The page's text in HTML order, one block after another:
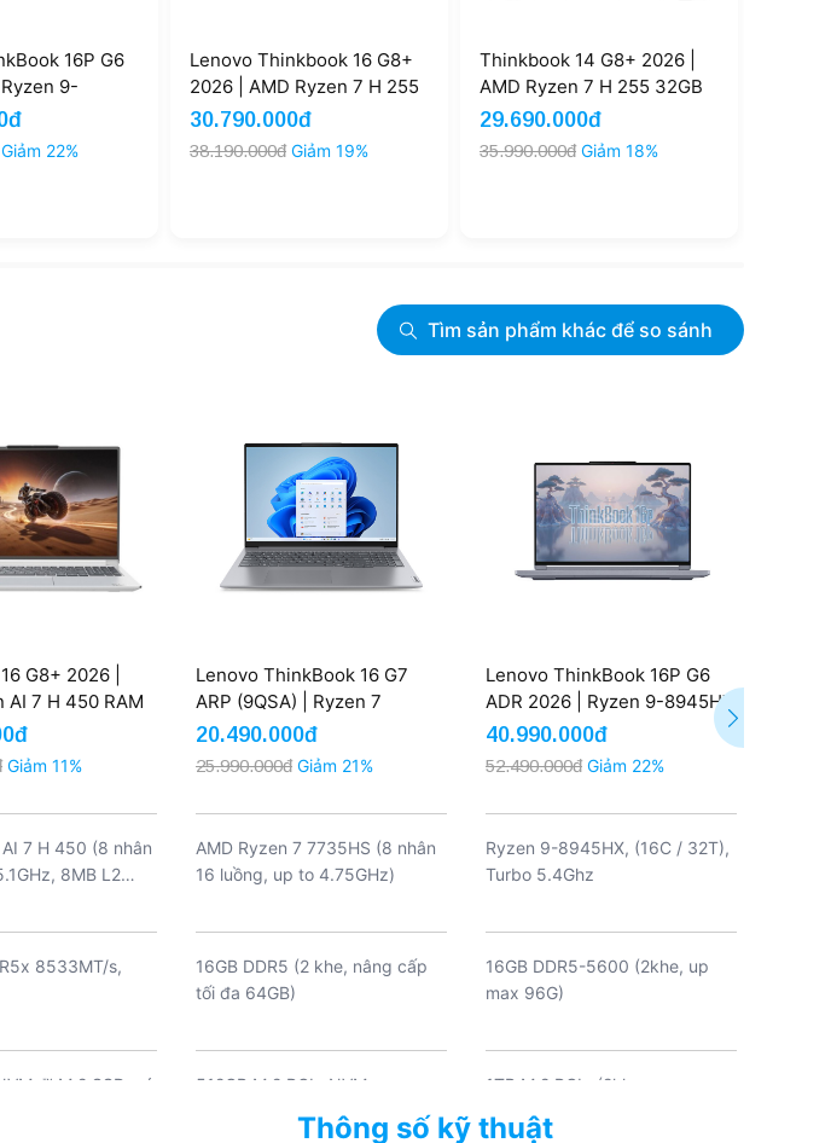
Lenovo Thinkbook 16 G8+
2026 | AMD Ryzen 7 H 255
32GB 1TB 16'' 3K (New)
30.790.000đ
38.190.000đ Giảm 19%
Thinkbook 14 G8+ 2026 |
AMD Ryzen 7 H 255 32GB
1TB 14.5'' 3K 120Hz (New)
29.690.000đ
35.990.000đ Giảm 18%
Thinkbook 14 G8+
AMD Ryzen AI 7 H
120Hz (New)
Tìm sản phẩm khác để so sánh
G8+ 2026 |
AI 7 H 450 RAM
16 inch 3.2K
Giảm 11%
7 H 450 (8 nhân
8MB L2
8533MT/s,
M.2 SSD, có
Lenovo ThinkBook 16 G7
ARP (9QSA) | Ryzen 7
7735HS 16GB 512GB AMD
Radeon 680M 16'' FHD (New)
20.490.000đ
25.990.000đ Giảm 21%
AMD Ryzen 7 7735HS (8 nhân
16 luồng, up to 4.75GHz)
16GB DDR5 (2 khe, nâng cấp
tối đa 64GB)
512GB M.2 PCIe NVMe
Lenovo ThinkBook 16P G6
ADR 2026 | Ryzen 9-8945HX
16GB 1TB 16'' 2.5K 165Hz
RTX 5060 8GB Grey (New)
40.990.000đ
52.490.000đ Giảm 22%
Ryzen 9-8945HX, (16C / 32T),
Turbo 5.4Ghz
16GB DDR5-5600 (2khe, up
max 96G)
1TB M.2 PCIe (2khe, up max
Thông số kỹ thuật